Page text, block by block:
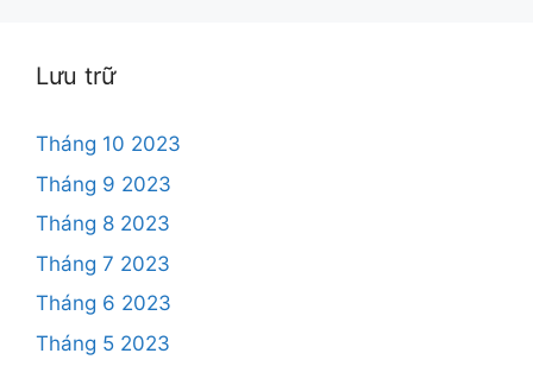
Lưu trữ
Tháng 10 2023
Tháng 9 2023
Tháng 8 2023
Tháng 7 2023
Tháng 6 2023
Tháng 5 2023